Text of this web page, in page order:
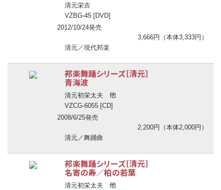
清元栄吉
VZBG-45 [DVD]
2012/10/24発売
3,666円（本体3,333円）
清元／現代邦楽
邦楽舞踊シリーズ［清元］
青海波
清元初栄太夫 他
VZCG-6055 [CD]
2008/6/25発売
2,200円（本体2,000円）
清元／舞踊曲
邦楽舞踊シリーズ［清元］
名寄の寿／柏の若葉
清元初栄太夫 他